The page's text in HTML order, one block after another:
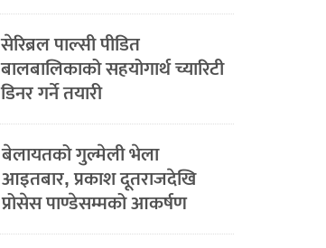
सेरिब्रल पाल्सी पीडित
बालबालिकाको सहयोगार्थ च्यारिटी
डिनर गर्ने तयारी
बेलायतको गुल्मेली भेला
आइतबार, प्रकाश दूतराजदेखि
प्रोसेस पाण्डेसम्मको आकर्षण